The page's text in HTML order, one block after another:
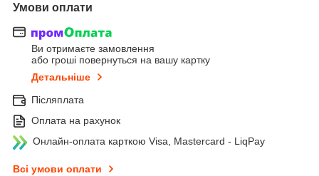
Умови оплати
Ви отримаєте замовлення
або гроші повернуться на вашу картку
Детальніше
Післяплата
Оплата на рахунок
Онлайн-оплата карткою Visa, Mastercard - LiqPay
Всі умови оплати